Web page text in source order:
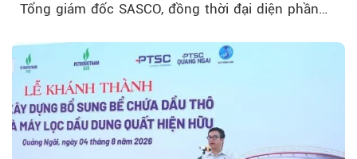
Tổng giám đốc SASCO, đồng thời đại diện phần